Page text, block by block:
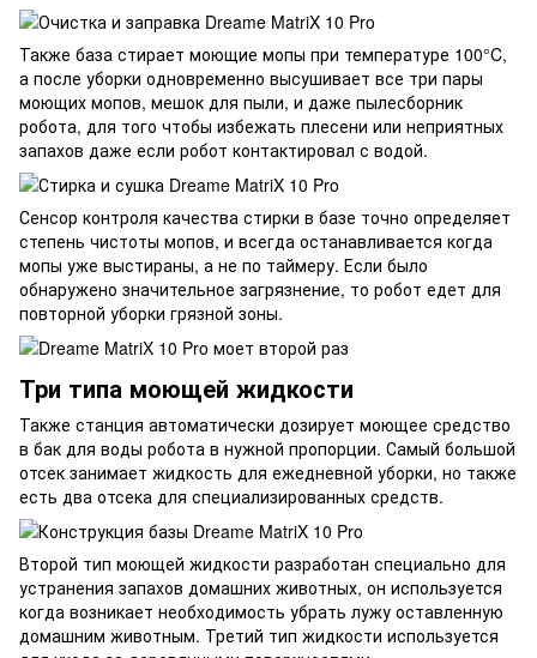
Также база стирает моющие мопы при температуре 100°C,
а после уборки одновременно высушивает все три пары
моющих мопов, мешок для пыли, и даже пылесборник
робота, для того чтобы избежать плесени или неприятных
запахов даже если робот контактировал с водой.
Сенсор контроля качества стирки в базе точно определяет
степень чистоты мопов, и всегда останавливается когда
мопы уже выстираны, а не по таймеру. Если было
обнаружено значительное загрязнение, то робот едет для
повторной уборки грязной зоны.
Три типа моющей жидкости
Также станция автоматически дозирует моющее средство
в бак для воды робота в нужной пропорции. Самый большой
отсек занимает жидкость для ежедневной уборки, но также
есть два отсека для специализированных средств.
Второй тип моющей жидкости разработан специально для
устранения запахов домашних животных, он используется
когда возникает необходимость убрать лужу оставленную
домашним животным. Третий тип жидкости используется